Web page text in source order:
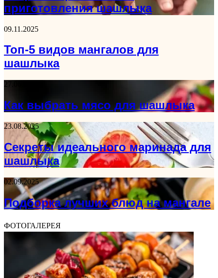
приготовления шашлыка
09.11.2025
Топ-5 видов мангалов для
шашлыка
27.06.2026
Как выбрать мясо для шашлыка
23.08.2025
Секреты идеального маринада для
шашлыка
02.09.2025
Подборка лучших блюд на мангале
ФОТОГАЛЕРЕЯ